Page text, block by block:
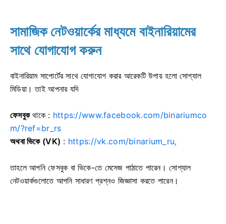
সামাজিক নেটওয়ার্কের মাধ্যমে বাইনারিয়ামের
সাথে যোগাযোগ করুন
বাইনারিয়াম সাপোর্টের সাথে যোগাযোগ করার আরেকটি উপায় হলো সোশ্যাল
মিডিয়া। তাই আপনার যদি
ফেসবুকথাকে : https://www.facebook.com/binariumco
m/?ref=br_rs
অথবা ভিকে (VK) : https://vk.com/binarium_ru,
তাহলে আপনি ফেসবুক বা ভিকে-তে মেসেজ পাঠাতে পারেন। সোশ্যাল
নেটওয়ার্কগুলোতে আপনি সাধারণ প্রশ্নও জিজ্ঞাসা করতে পারেন।